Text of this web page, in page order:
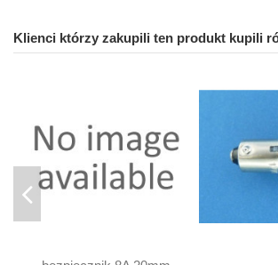
Klienci którzy zakupili ten produkt kupili